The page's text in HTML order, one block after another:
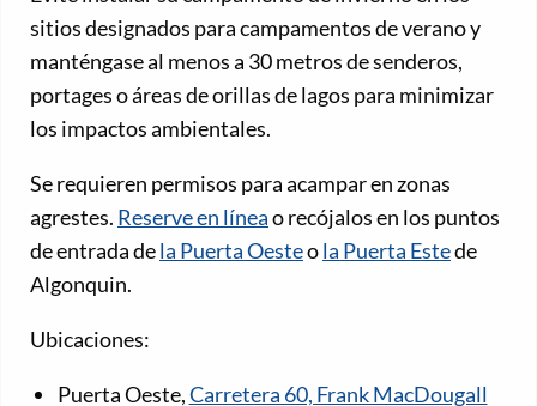
sitios designados para campamentos de verano y
manténgase al menos a 30 metros de senderos,
portages o áreas de orillas de lagos para minimizar
los impactos ambientales.
Se requieren permisos para acampar en zonas
agrestes. Reserve en líneao recójalos en los puntos
de entrada dela Puerta Oesteola Puerta Estede
Algonquin.
Ubicaciones:
Puerta Oeste,Carretera 60, Frank MacDougall